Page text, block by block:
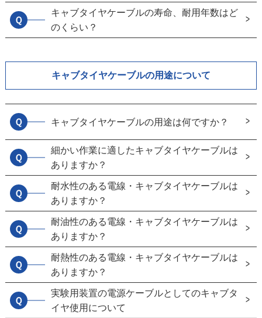
Ｑ
キャブタイヤケーブルの寿命、耐用年数はど
のくらい？
キャブタイヤケーブルの用途について
Ｑ キャブタイヤケーブルの用途は何ですか？
Ｑ
細かい作業に適したキャブタイヤケーブルは
ありますか？
Ｑ
耐水性のある電線・キャブタイヤケーブルは
ありますか？
Ｑ
耐油性のある電線・キャブタイヤケーブルは
ありますか？
Ｑ
耐熱性のある電線・キャブタイヤケーブルは
ありますか？
Ｑ
実験用装置の電源ケーブルとしてのキャブタ
イヤ使用について